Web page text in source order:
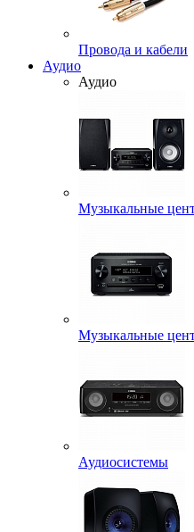
Провода и кабели
Аудио
Аудио
Музыкальные
Музыкальные
Аудиосистемы